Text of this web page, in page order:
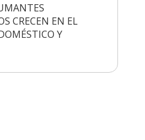
CRECEN EN EL
Y